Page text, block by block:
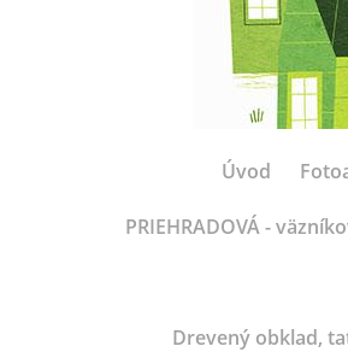
Úvod
PRIEHRADOVÁ -
Drevený obklad,